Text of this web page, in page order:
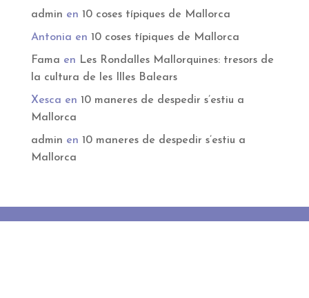
admin en 10 coses típiques de Mallorca
Antonia en 10 coses típiques de Mallorca
Fama en Les Rondalles Mallorquines: tresors de
la cultura de les Illes Balears
Xesca en 10 maneres de despedir s’estiu a
Mallorca
admin en 10 maneres de despedir s’estiu a
Mallorca